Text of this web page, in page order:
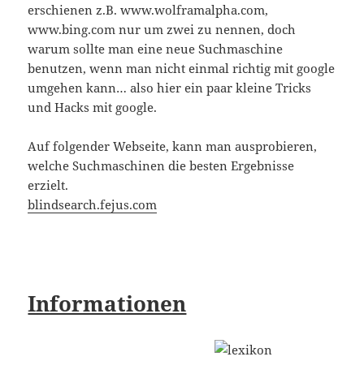
erschienen z.B. www.wolframalpha.com,
www.bing.com nur um zwei zu nennen, doch
warum sollte man eine neue Suchmaschine
benutzen, wenn man nicht einmal richtig mit google
umgehen kann… also hier ein paar kleine Tricks
und Hacks mit google.
Auf folgender Webseite, kann man ausprobieren,
welche Suchmaschinen die besten Ergebnisse
erzielt.
blindsearch.fejus.com
Informationen